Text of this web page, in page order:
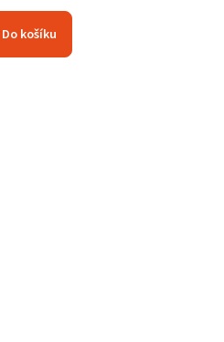
hodnocení
produktu
Do košíku